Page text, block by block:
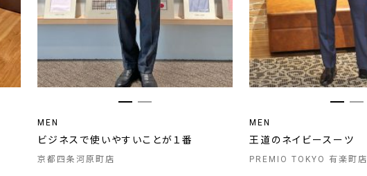
MEN
ビジネスで使いやすいことが１番
京都四条河原町店
MEN
王道のネイビースーツ
PREMIO TOKYO 有楽町店